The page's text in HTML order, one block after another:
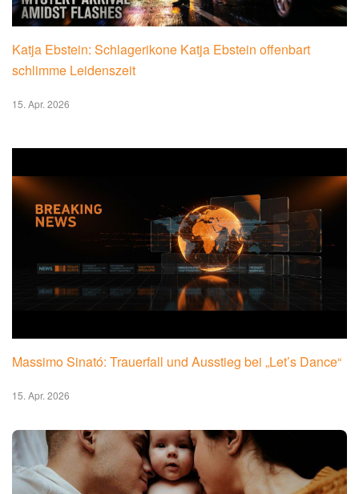
Katja Ebstein: Schlagerikone Katja Ebstein offenbart
schlimme Leidenszeit
15. Apr. 2026
Massimo Sinató: Trauerfall und Ausstieg bei „Let’s Dance“
15. Apr. 2026